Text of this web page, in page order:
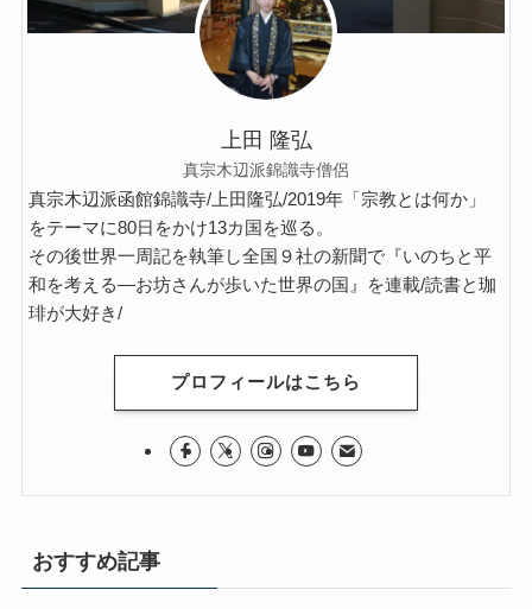
イタリア・バチカン編
キューバ編
リンク集
上田 隆弘
真宗木辺派錦識寺僧侶
真宗木辺派函館錦識寺/上田隆弘/2019年「宗教とは何か」
をテーマに80日をかけ13カ国を巡る。
その後世界一周記を執筆し全国９社の新聞で『いのちと平
和を考える―お坊さんが歩いた世界の国』を連載/読書と珈
琲が大好き/
プロフィールはこちら
おすすめ記事